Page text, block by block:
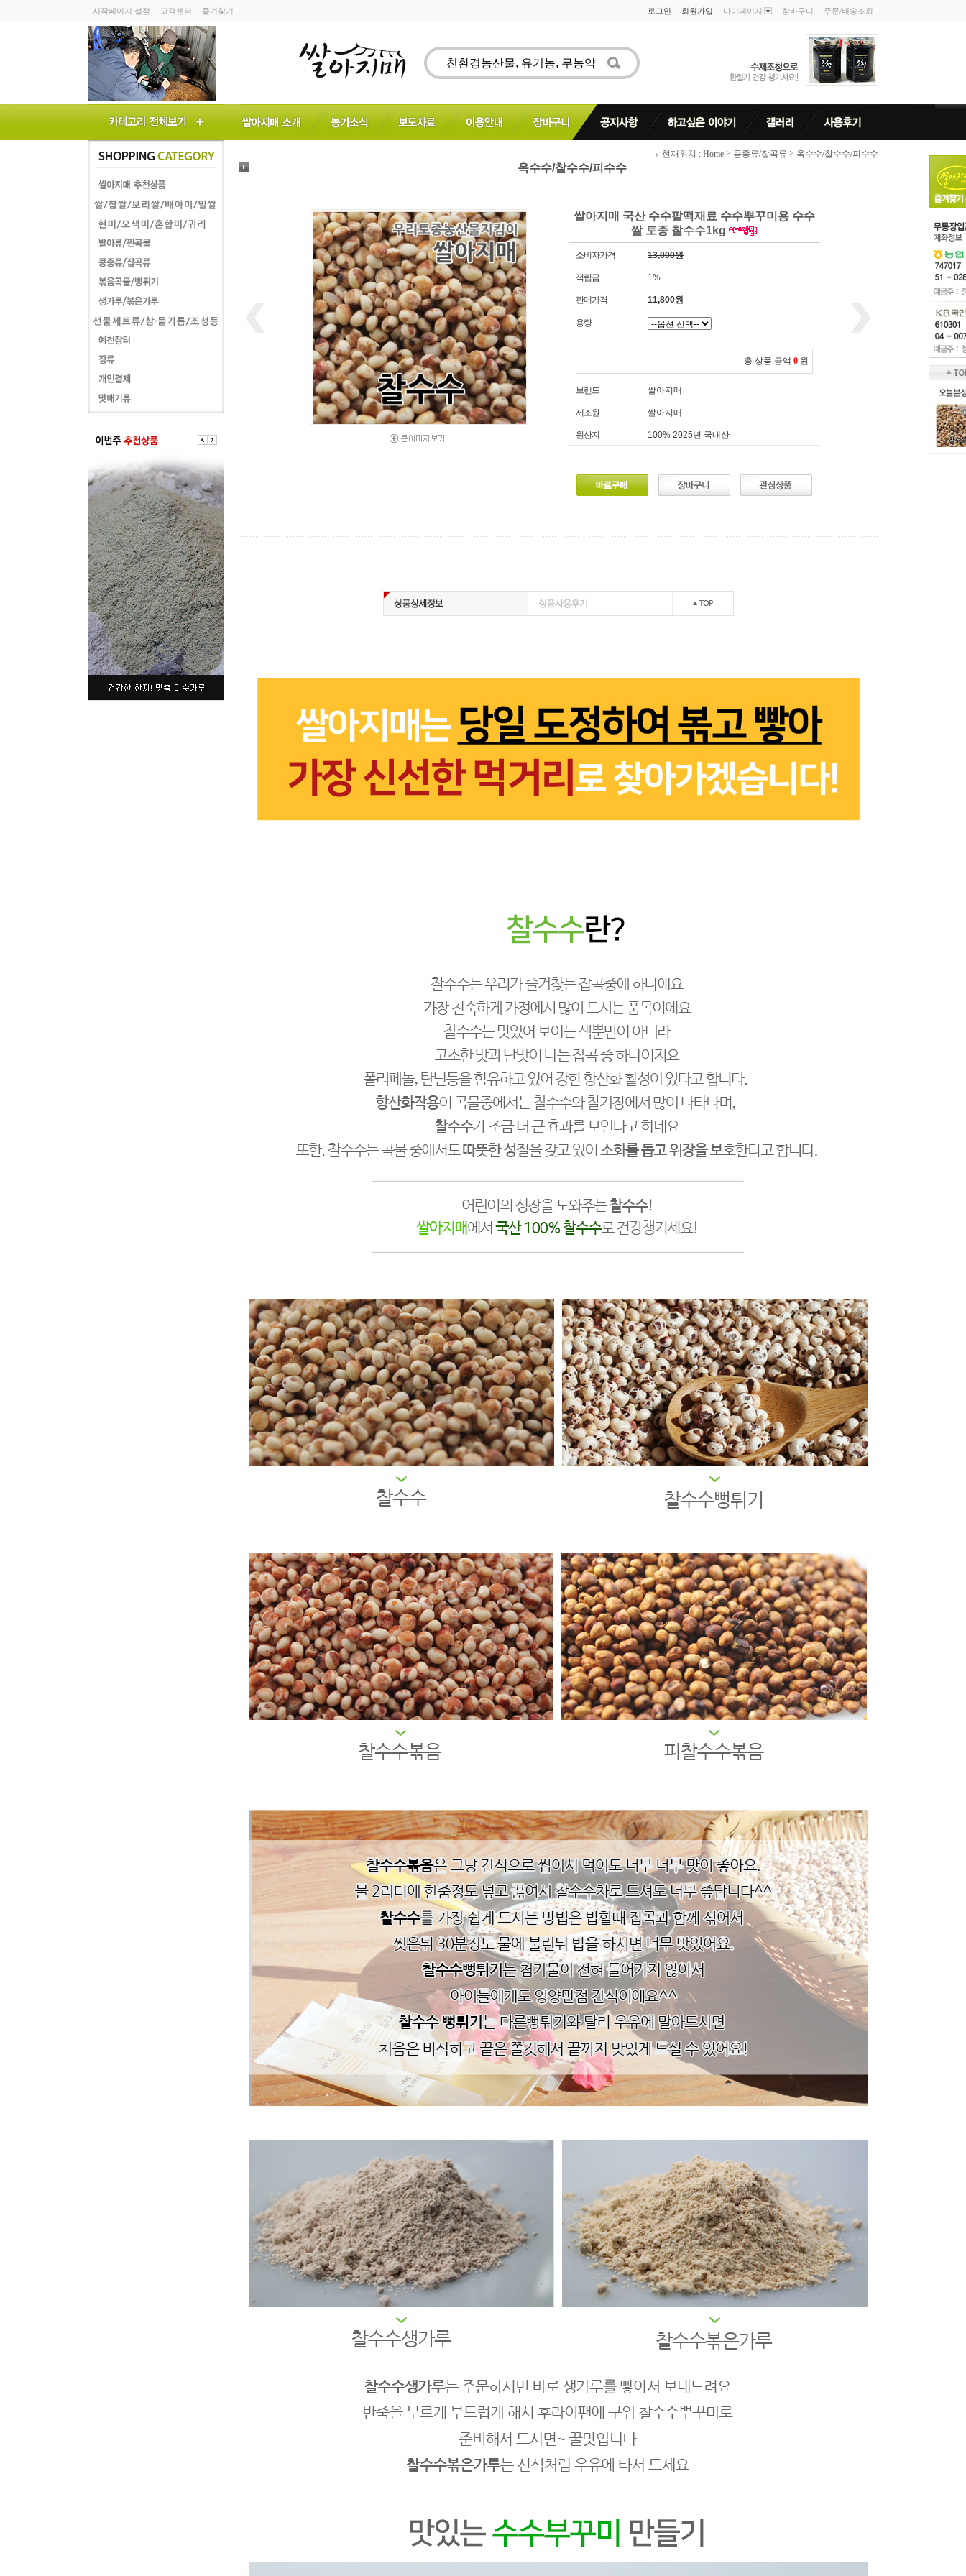
시작페이지 설정 고객센터 즐겨찾기 로그인 회원가입 마이페이지 장바구니 주문/배송조회
현재위치 : Home > 콩종류/잡곡류 > 옥수수/찰수수/피수수
옥수수/찰수수/피수수
쌀아지매 국산 수수팥떡재료 수수뿌꾸미용 수수
쌀 토종 찰수수1kg
소비자가격 13,000원
적립금 1%
판매가격 11,800원
용량
총 상품 금액 0 원
브랜드 쌀아지매
제조원 쌀아지매
원산지 100% 2025년 국내산